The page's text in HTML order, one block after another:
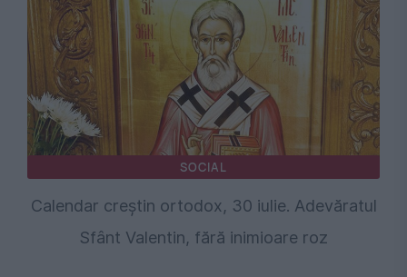
SOCIAL
Calendar creștin ortodox, 30 iulie. Adevăratul
Sfânt Valentin, fără inimioare roz